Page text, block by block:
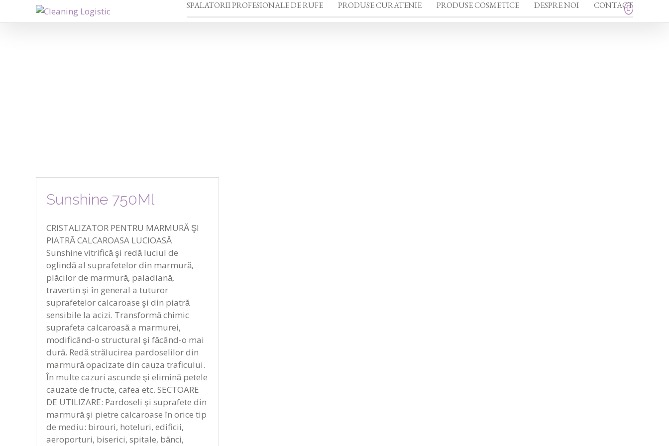
SPALATORII PROFESIONALE DE RUFE PRODUSE CURATENIE PRODUSE COSMETICE DESPRE NOI CONTACT
Sunshine 750Ml
CRISTALIZATOR PENTRU MARMURĂ ŞI
PIATRĂ CALCAROASA LUCIOASĂ
Sunshine vitrifică şi redă luciul de
oglindă al suprafetelor din marmură,
plăcilor de marmură, paladiană,
travertin şi în general a tuturor
suprafetelor calcaroase şi din piatră
sensibile la acizi. Transformă chimic
suprafeta calcaroasă a marmurei,
modificând-o structural şi făcând-o mai
dură. Redă strălucirea pardoselilor din
marmură opacizate din cauza traficului.
În multe cazuri ascunde şi elimină petele
cauzate de fructe, cafea etc. SECTOARE
DE UTILIZARE: Pardoseli şi suprafete din
marmură şi pietre calcaroase în orice tip
de mediu: birouri, hoteluri, edificii,
aeroporturi, biserici, spitale, bănci,